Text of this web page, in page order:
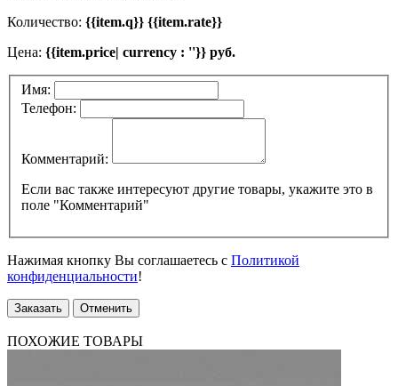
Количество: {{item.q}} {{item.rate}}
Цена: {{item.price| currency : ''}} руб.
Имя:
Телефон:
Комментарий:
Если вас также интересуют другие товары, укажите это в
поле "Комментарий"
Нажимая кнопку Вы соглашаетесь с Политикой
конфиденциальности!
Заказать Отменить
ПОХОЖИЕ ТОВАРЫ